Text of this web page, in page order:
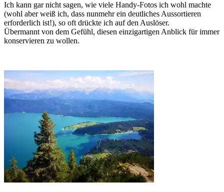
Ich kann gar nicht sagen, wie viele Handy-Fotos ich wohl machte
(wohl aber weiß ich, dass nunmehr ein deutliches Aussortieren
erforderlich ist!), so oft drückte ich auf den Auslöser.
Übermannt von dem Gefühl, diesen einzigartigen Anblick für immer
konservieren zu wollen.